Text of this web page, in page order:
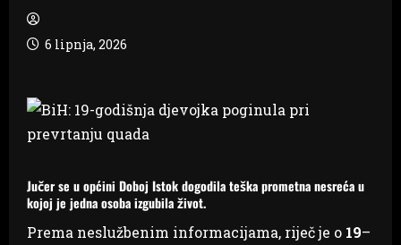
6 lipnja, 2026
Jučer se u općini Doboj Istok dogodila teška prometna nesreća u
kojoj je jedna osoba izgubila život.
Prema neslužbenim informacijama, riječ je o 19–